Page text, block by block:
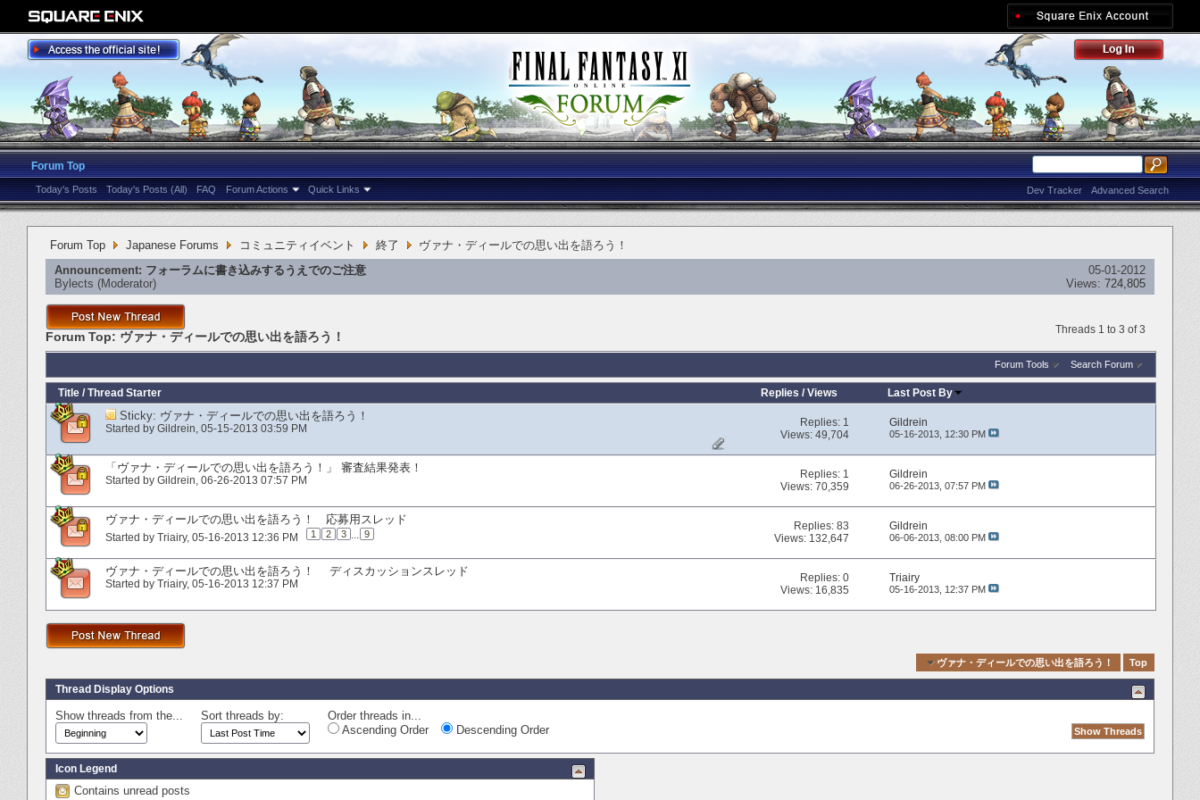
Forum Top
Today's Posts Today's Posts (All) FAQ Forum Actions Quick Links Advanced Search
Dev Tracker
Forum Top Japanese Forums コミュニティイベント 終了
ヴァナ・ディールでの思い出を語ろう！
Announcement: フォーラムに書き込みするうえでのご注意
Bylects ‎(Moderator)
05-01-2012
Views: 724,805
Threads 1 to 3 of 3
Forum Top: ヴァナ・ディールでの思い出を語ろう！
Forum Tools Search Forum
Title / Thread Starter Replies /Views Last Post By
Sticky: ヴァナ・ディールでの思い出を語ろう！
Started by Gildrein‎, 05-15-2013 03:59 PM Replies: 1
Views: 49,704
Gildrein
05-16-2013, 12:30 PM
「ヴァナ・ディールでの思い出を語ろう！」 審査結果発表！
Started by Gildrein‎, 06-26-2013 07:57 PM Replies: 1
Views: 70,359
Gildrein
06-26-2013, 07:57 PM
ヴァナ・ディールでの思い出を語ろう！ 応募用スレッド
Started by Triairy‎, 05-16-2013 12:36 PM 1 2 3 ... 9
Replies:83
Views: 132,647
Gildrein
06-06-2013, 08:00 PM
ヴァナ・ディールでの思い出を語ろう！ ディスカッションスレッド
Started by Triairy‎, 05-16-2013 12:37 PM Replies:0
Views: 16,835
Triairy
05-16-2013, 12:37 PM
ヴァナ・ディールでの思い出を語ろう！ Top
Thread Display Options
Show threads from the... Sort threads by:
Order threads in...
Ascending Order
Descending Order
Icon Legend
Contains unread posts